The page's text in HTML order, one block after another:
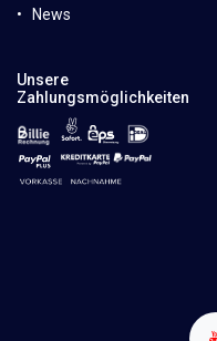
News
Unsere
Zahlungsmöglichkeiten